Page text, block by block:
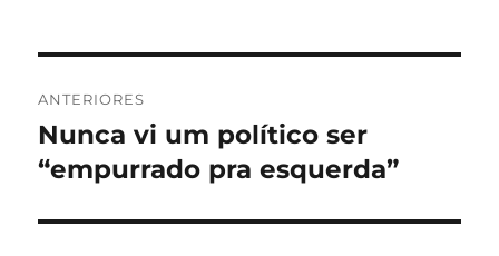
de
Post
ANTERIORES
Post
anterior:
Nunca vi um político ser
“empurrado pra esquerda”